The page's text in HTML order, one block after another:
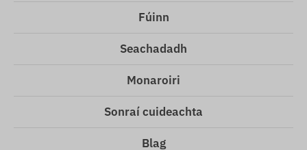
Fúinn
Seachadadh
Monaroiri
Sonraí cuideachta
Blag